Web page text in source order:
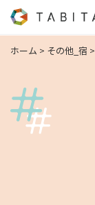
ホーム > その他_宿 >